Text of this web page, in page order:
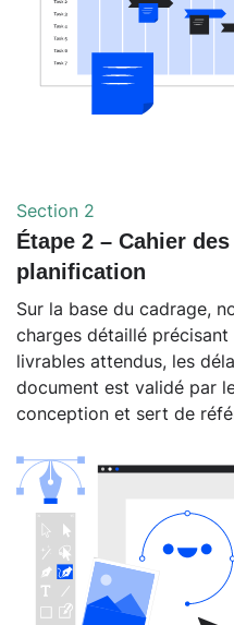
Section 2
Étape 2 – Cahier
planification
Sur la base du cadrage,
charges détaillé
livrables attendus, les
document est validé par
conception et sert de